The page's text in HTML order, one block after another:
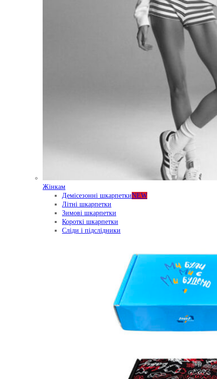
Жінкам
Демісезонні шкарпеткиNEW
Літні шкарпетки
Зимові шкарпетки
Короткі шкарпетки
Сліди і підслідники